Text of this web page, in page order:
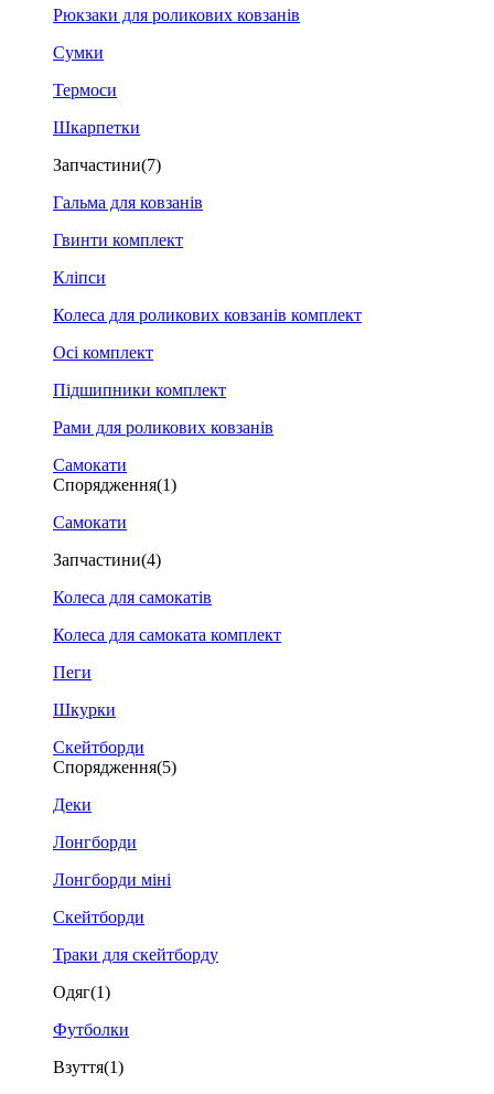
Рюкзаки для роликових ковзанів
Сумки
Термоси
Шкарпетки
Запчастини(7)
Гальма для ковзанів
Гвинти комплект
Кліпси
Колеса для роликових ковзанів комплект
Осі комплект
Підшипники комплект
Рами для роликових ковзанів
Самокати
Спорядження(1)
Самокати
Запчастини(4)
Колеса для самокатів
Колеса для самоката комплект
Пеги
Шкурки
Скейтборди
Спорядження(5)
Деки
Лонгборди
Лонгборди міні
Скейтборди
Траки для скейтборду
Одяг(1)
Футболки
Взуття(1)